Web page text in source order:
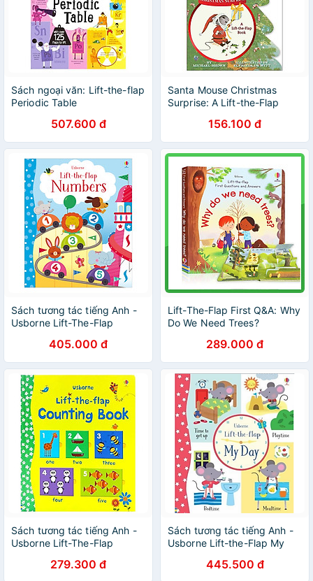
Sách ngoại văn: Lift-the-flap
Periodic Table
507.600 đ
Santa Mouse Christmas
Surprise: A Lift-the-Flap
156.100 đ
Sách tương tác tiếng Anh -
Usborne Lift-The-Flap
405.000 đ
Lift-The-Flap First Q&A: Why
Do We Need Trees?
289.000 đ
Sách tương tác tiếng Anh -
Usborne Lift-The-Flap
279.300 đ
Sách tương tác tiếng Anh -
Usborne Lift-the-Flap My
445.500 đ